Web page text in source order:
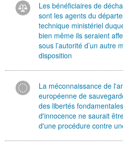
Les bénéficiaires de
sont les agents du
technique ministériel
bien même ils seraient
sous l’autorité d’un autre
disposition
La méconnaissance de
européenne de
des libertés
d'innocence ne saurait
d'une procédure contre